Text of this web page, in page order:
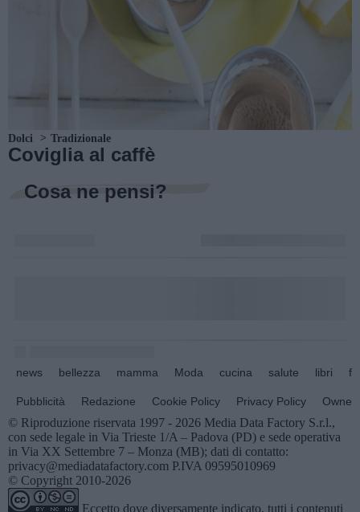
Dolci Tradizionale
Coviglia al caffè
Cosa ne pensi?
news bellezza mamma Moda cucina salute libri
Pubblicità Redazione Cookie Policy Privacy Policy
© Riproduzione riservata 1997 - 2026 Media Data Factory S.r.l.,
con sede legale in Via Trieste 1/A – Padova (PD) e sede operativa
in Via XX Settembre 7 – Monza (MB); dati di contatto:
privacy@mediadatafactory.com P.IVA 09595010969
© Copyright 2010-2026
Eccetto dove diversamente indicato, tutti i contenuti